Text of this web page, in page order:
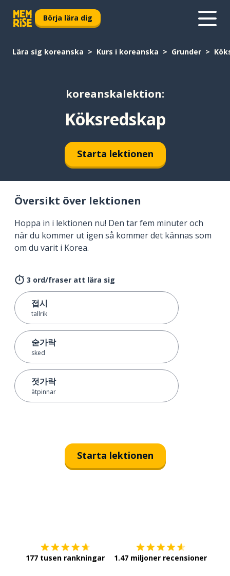
Börja lära dig
Lära sig koreanska Kurs i koreanska Grunder
koreanskalektion:
Köksredskap
Starta lektionen
Översikt över lektionen
Hoppa in i lektionen nu! Den tar fem minuter och
när du kommer ut igen så kommer det kännas som
om du varit i Korea.
3 ord/fraser att lära sig
접시
tallrik
숟가락
sked
젓가락
ätpinnar
Starta lektionen
177 tusen rankningar 1.47 miljoner recensioner